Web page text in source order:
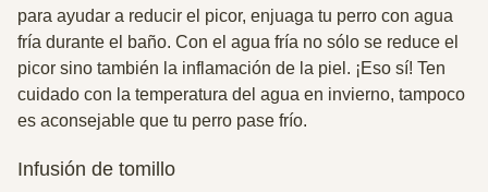
para ayudar a reducir el picor, enjuaga tu perro con agua
fría durante el baño. Con el agua fría no sólo se reduce el
picor sino también la inflamación de la piel. ¡Eso sí! Ten
cuidado con la temperatura del agua en invierno, tampoco
es aconsejable que tu perro pase frío.
Infusión de tomillo